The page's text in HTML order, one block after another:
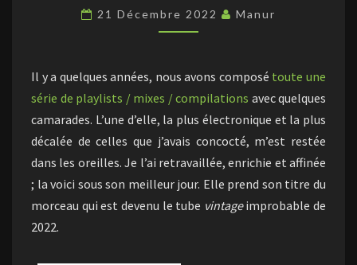
WITH
GOD
21 Décembre 2022 Manur
Il y a quelques années, nous avons composé toute une
série de playlists / mixes / compilations avec quelques
camarades. L’une d’elle, la plus électronique et la plus
décalée de celles que j’avais concocté, m’est restée
dans les oreilles. Je l’ai retravaillée, enrichie et affinée
; la voici sous son meilleur jour. Elle prend son titre du
morceau qui est devenu le tube vintageimprobable de
2022.